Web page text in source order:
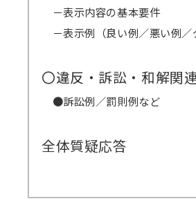
－表示内容の基本要件
－表示例（良い例／悪い例／
〇違反・訴訟・和解関
●訴訟例／罰則例など
全体質疑応答